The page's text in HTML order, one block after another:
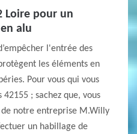
Loire pour un
alu
l'entrée des
les éléments en
Pour vous qui vous
; sachez que, vous
notre entreprise M.Willy
un habillage de